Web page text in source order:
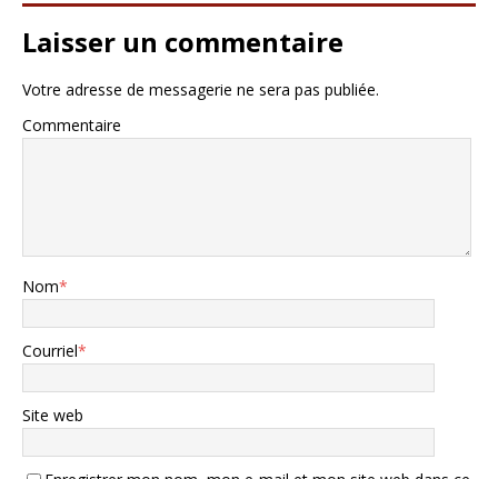
Laisser un commentaire
Votre adresse de messagerie ne sera pas publiée.
Commentaire
Nom*
Courriel*
Site web